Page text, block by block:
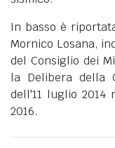
In basso è
Mornico Losana,
del Consiglio dei
la Delibera della
dell'11 luglio 2014
2016.